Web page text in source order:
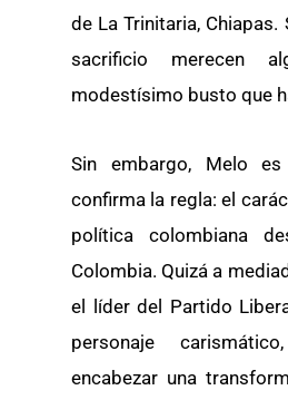
de La Trinitaria,
sacrificio merecen
modestísimo busto que
Sin embargo, Melo
confirma la regla: el
política colombiana
Colombia. Quizá a
el líder del Partido
personaje
encabezar una